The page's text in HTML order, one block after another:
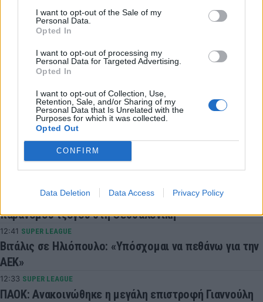
I want to opt-out of the Sale of my
Personal Data.
Opted In
I want to opt-out of processing my
Personal Data for Targeted Advertising.
Opted In
I want to opt-out of Collection, Use,
Retention, Sale, and/or Sharing of my
Personal Data that Is Unrelated with the
Purposes for which it was collected.
Opted Out
CONFIRM
Data Deletion Data Access Privacy Policy
Λεβαδειακός: Ανακοίνωσε τον Μπάουζα για δύο
ΑΕΚ - ΟΦΗ: Έλληνες διαιτητές ανακοίνωσε η ΚΕΔ για
τον τελικό του Super Cup
Οι αποδοκιμασίες του Αυγούστου είναι πλέον
ελληνική παράδοση
ΠΟΔΟΣΦΑΙΡΟ
Σοκ στη Βραζιλία: Νεκρός από πυροβολισμούς
15χρονος ποδοσφαιριστής
Βαριές καμπάνες για 4 συλληφθέντες σε στέκι
παράνομου τζόγου στη Θεσσαλονίκη
12:41 SUPER LEAGUE
Βιτάλις σε Ηλιόπουλο: «Υπόσχομαι να πεθάνω για την
ΑΕΚ»
12:33 SUPER LEAGUE
ΠΑΟΚ: Ανακοινώθηκε η μεγάλη επιστροφή Γιαννούλη